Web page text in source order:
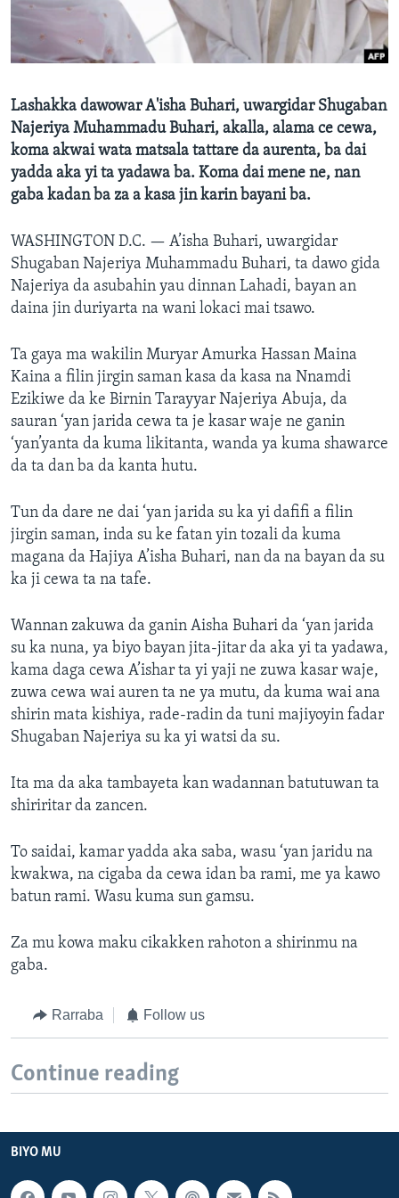
FADI MU JI
Lashakka dawowar A'isha Buhari, uwargidar Shugaban
Najeriya Muhammadu Buhari, akalla, alama ce cewa,
koma akwai wata matsala tattare da aurenta, ba dai
yadda aka yi ta yadawa ba. Koma dai mene ne, nan
gaba kadan ba za a kasa jin karin bayani ba.
WASHINGTON D.C. — A’isha Buhari, uwargidar
Shugaban Najeriya Muhammadu Buhari, ta dawo gida
Najeriya da asubahin yau dinnan Lahadi, bayan an
daina jin duriyarta na wani lokaci mai tsawo.
Ta gaya ma wakilin Muryar Amurka Hassan Maina
Kaina a filin jirgin saman kasa da kasa na Nnamdi
Ezikiwe da ke Birnin Tarayyar Najeriya Abuja, da
sauran ‘yan jarida cewa ta je kasar waje ne ganin
‘yan’yanta da kuma likitanta, wanda ya kuma shawarce
da ta dan ba da kanta hutu.
Tun da dare ne dai ‘yan jarida su ka yi dafifi a filin
jirgin saman, inda su ke fatan yin tozali da kuma
magana da Hajiya A’isha Buhari, nan da na bayan da su
ka ji cewa ta na tafe.
Wannan zakuwa da ganin Aisha Buhari da ‘yan jarida
su ka nuna, ya biyo bayan jita-jitar da aka yi ta yadawa,
kama daga cewa A’ishar ta yi yaji ne zuwa kasar waje,
zuwa cewa wai auren ta ne ya mutu, da kuma wai ana
shirin mata kishiya, rade-radin da tuni majiyoyin fadar
Shugaban Najeriya su ka yi watsi da su.
Ita ma da aka tambayeta kan wadannan batutuwan ta
shiriritar da zancen.
To saidai, kamar yadda aka saba, wasu ‘yan jaridu na
kwakwa, na cigaba da cewa idan ba rami, me ya kawo
batun rami. Wasu kuma sun gamsu.
Za mu kowa maku cikakken rahoton a shirinmu na
gaba.
Rarraba Follow us
Continue reading
BIYO MU